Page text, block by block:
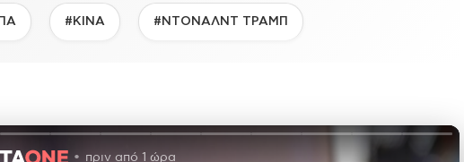
#ΚΙΝΑ #ΝΤΟΝΑΛΝΤ ΤΡΑΜΠ
πριν από 1 ώρα